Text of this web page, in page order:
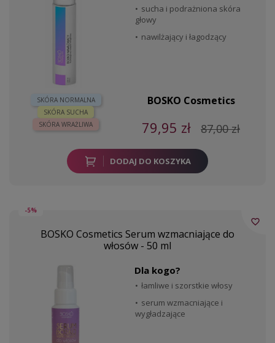
SKÓRA NORMALNA
SKÓRA SUCHA
SKÓRA WRAŻLIWA
sucha i podrażniona skóra
głowy
nawilżający i łagodzący
BOSKO Cosmetics
79,95 zł 87,00 zł
DODAJ DO KOSZYKA
-5%
BOSKO Cosmetics Serum wzmacniające do
włosów - 50 ml
Dla kogo?
łamliwe i szorstkie włosy
serum wzmacniające i
wygładzające
favorite_border